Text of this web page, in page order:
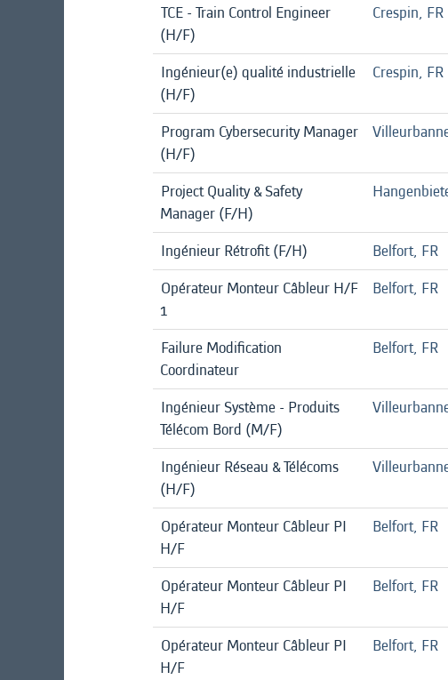
TCE - Train Control Engineer
(H/F)
Crespin, FR
Ingénieur(e) qualité industrielle
(H/F)
Crespin, FR
Program Cybersecurity Manager
(H/F)
Project Quality & Safety
Manager (F/H)
Ingénieur Rétrofit (F/H) Belfort, FR
Opérateur Monteur Câbleur H/F
1
Belfort, FR
Failure Modification
Coordinateur
Belfort, FR
Ingénieur Système - Produits
Télécom Bord (M/F)
Ingénieur Réseau & Télécoms
(H/F)
Opérateur Monteur Câbleur PI
H/F
Belfort, FR
Opérateur Monteur Câbleur PI
H/F
Belfort, FR
Opérateur Monteur Câbleur PI
H/F
Belfort, FR